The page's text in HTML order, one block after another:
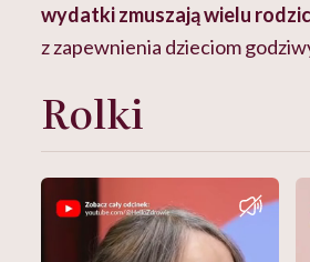
wydatki zmuszają wielu
z zapewnienia dzieciom
Rolki